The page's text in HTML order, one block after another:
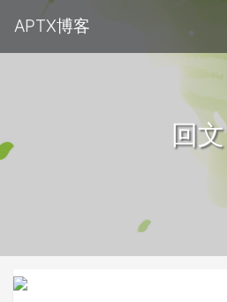
APTX博客
回文